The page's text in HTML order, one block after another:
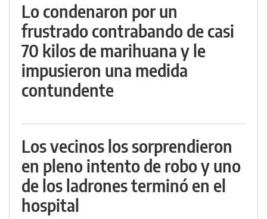
Lo condenaron por un
frustrado contrabando de casi
70 kilos de marihuana y le
impusieron una medida
contundente
Los vecinos los sorprendieron
en pleno intento de robo y uno
de los ladrones terminó en el
hospital